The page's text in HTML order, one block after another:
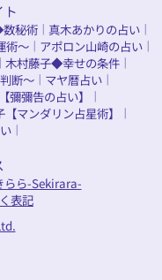
秘術｜ 真木あかりの占い｜
術～ ｜ アポロン山崎の占い ｜
木村藤子◆幸せの条件｜
断～ ｜ マヤ暦占い ｜
彌彌告の占い】 ｜
マンダリン占星術】 ｜
｜
らら-Sekirara-
表記